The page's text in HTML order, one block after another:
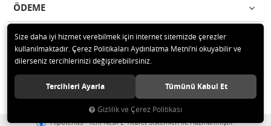
ÖDEME
İLETİŞİM
© 2020 MAG OTOMOTİV Tüm hakları saklıdır.
Hipotenüs Yeni Nesil E-Ticaret Sistemleri ile Hazırlanmıştır.
Size daha iyi hizmet verebilmek için internet sitemizde çerezler
kullanılmaktadır. Çerez Politikaları Aydınlatma Metni’ni okuyabilir ve
dilerseniz tercihlerinizi değiştirebilirsiniz.
Tercihleri Ayarla Tümünü Kabul Et
Gizlilik ve Çerez Politikası